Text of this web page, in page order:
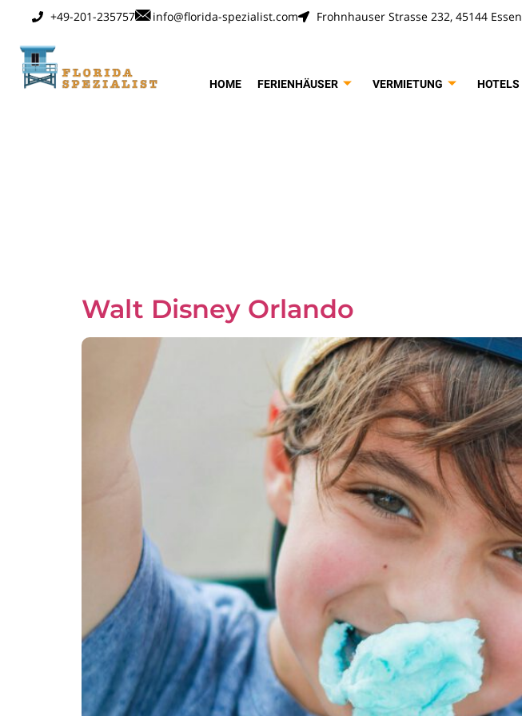
+49-201-235757 info@florida-spezialist.com Frohnhauser Strasse 232, 45144 Essen
HOME FERIENHÄUSER VERMIETUNG HOTELS
Walt Disney Orlando